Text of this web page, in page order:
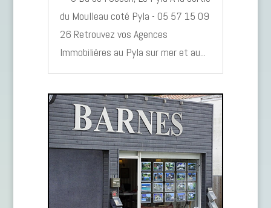
du Moulleau coté Pyla - 05 57 15 09
26 Retrouvez vos Agences
Immobilières au Pyla sur mer et au...